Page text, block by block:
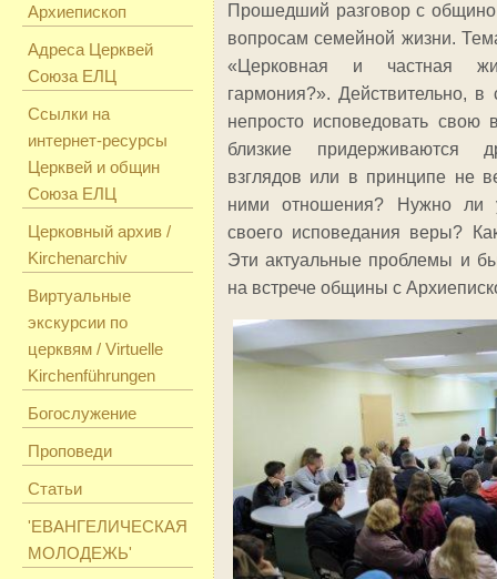
Архиепископ
Адреса Церквей
Союза ЕЛЦ
Ссылки на
интернет-ресурсы
Церквей и общин
Союза ЕЛЦ
Церковный архив /
Kirchenarchiv
Виртуальные
экскурсии по
церквям / Virtuelle
Kirchenführungen
Богослужение
Проповеди
Статьи
'ЕВАНГЕЛИЧЕСКАЯ
МОЛОДЕЖЬ'
Прошедший разговор с
вопросам семейной жизни.
«Церковная и частная
гармония?». Действительно,
непросто исповедовать свою
близкие придерживаются
взглядов или в принципе не
ними отношения? Нужно ли
своего исповедания веры?
Эти актуальные проблемы и
на встрече общины с